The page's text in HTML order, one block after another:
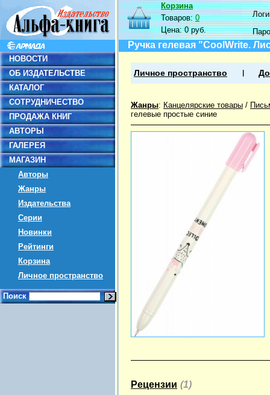
НОВОСТИ
ОБ ИЗДАТЕЛЬСТВЕ
КАТАЛОГ
СОТРУДНИЧЕСТВО
ПРОДАЖА КНИГ
АВТОРЫ
ГАЛЕРЕЯ
МАГАЗИН
Авторы
Жанры
Издательства
Серии
Новинки
Рейтинги
Корзина
Личное пространство
Поиск
Корзина
Товаров:0
Цена:0 руб.
Ручка гелевая "CoolWrite.
Личное пространство
Жанры: Канцелярские товары /
гелевые простые синие
Рецензии (1)